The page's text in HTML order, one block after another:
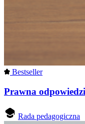
Bestseller
Prawna
Rada pedagogiczna